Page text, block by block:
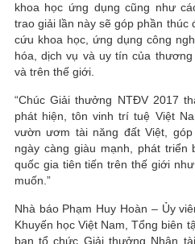
khoa học ứng dụng cũng như
trao giải lần này sẽ góp phần thúc
cứu khoa học, ứng dụng công
hóa, dịch vụ và uy tín của
và trên thế giới.
“Chúc Giải thưởng NTĐV 2017
phát hiện, tôn vinh trí tuệ Việt
vườn ươm tài năng đất Việt,
ngày càng giàu mạnh, phát triển
quốc gia tiên tiến trên thế giới
muốn.”
Nhà báo Phạm Huy Hoàn – Ủy
Khuyến học Việt Nam, Tổng biên
ban tổ chức Giải thưởng Nhân